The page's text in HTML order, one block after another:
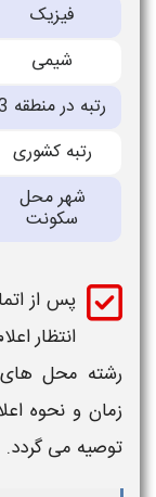
فیزیک
شیمی
رتبه در منطقه 3
رتبه کشوری
شهر محل
سکونت
پس از
انتظار
رشته محل های
زمان و نحوه
توصیه می گردد.